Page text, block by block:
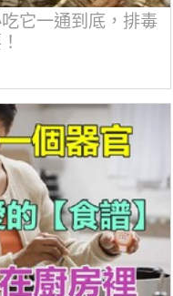
它一通到底，排毒